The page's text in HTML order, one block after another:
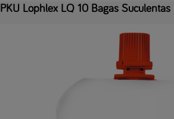
PKU Lophlex LQ 10 Bagas Suculentas